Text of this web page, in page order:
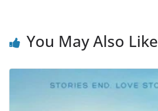
You May Also Like